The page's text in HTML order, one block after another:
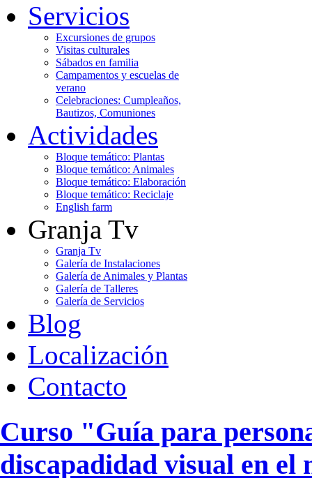
Servicios
Excursiones de grupos
Visitas culturales
Sábados en familia
Campamentos y escuelas de
verano
Celebraciones: Cumpleaños,
Bautizos, Comuniones
Actividades
Bloque temático: Plantas
Bloque temático: Animales
Bloque temático: Elaboración
Bloque temático: Reciclaje
English farm
Granja Tv
Granja Tv
Galería de Instalaciones
Galería de Animales y Plantas
Galería de Talleres
Galería de Servicios
Blog
Localización
Contacto
Curso "Guía para
discapadidad visual en